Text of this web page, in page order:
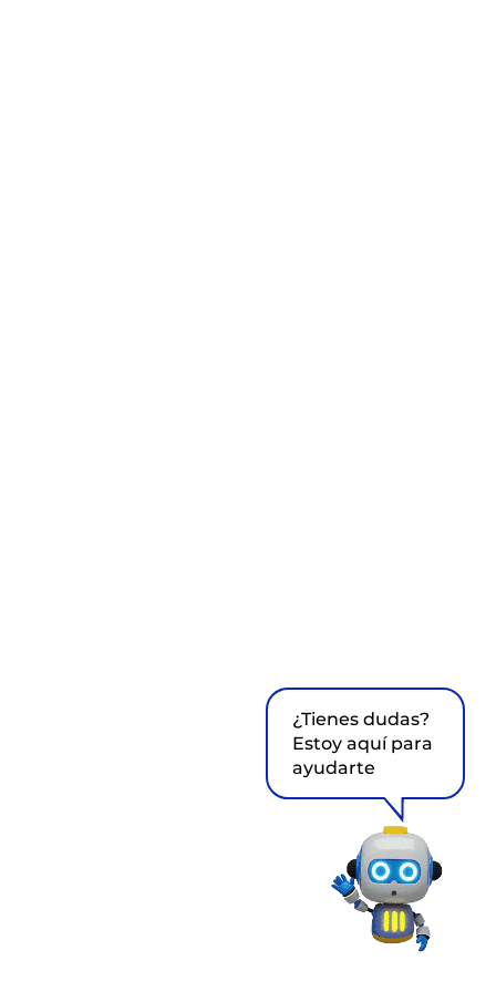
¿Tienes dudas?
Estoy aquí para
ayudarte